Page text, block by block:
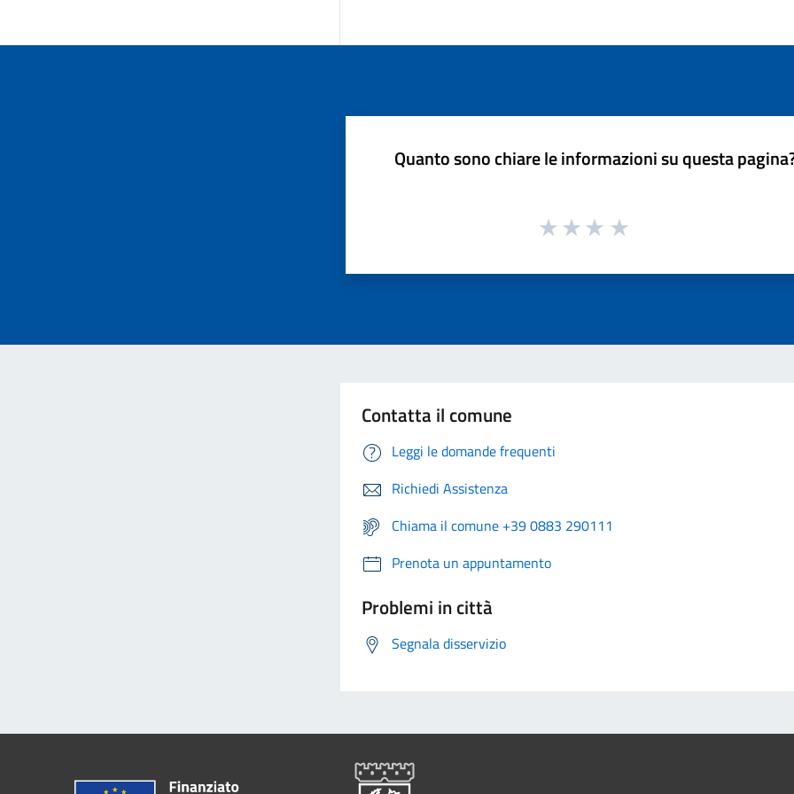
Quanto sono chiare le informazioni su questa
Contatta il comune
Leggi le domande frequenti
Richiedi Assistenza
Chiama il comune +39 0883 290111
Prenota un appuntamento
Problemi in città
Segnala disservizio